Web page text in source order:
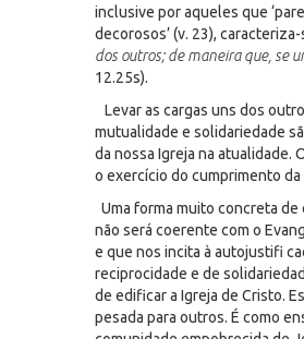
inclusive por aqueles que
decorosos’ (v. 23),
dos outros; de maneira que, se
12.25s).
Levar as cargas uns dos
mutualidade e solidariedade
da nossa Igreja na atualidade.
o exercício do cumprimento da
Uma forma muito concreta
não será coerente com o
e que nos incita à autojustifi
reciprocidade e de
de edificar a Igreja de Cristo.
pesada para outros. É como